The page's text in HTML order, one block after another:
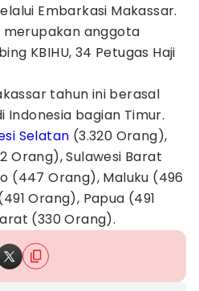
Embarkasi Makassar.
merupakan anggota
KBIHU, 34 Petugas Haji
tahun ini berasal
Indonesia bagian Timur.
Selatan (3.320 Orang),
Orang), Sulawesi Barat
(447 Orang), Maluku (496
Orang), Papua (491
(330 Orang).